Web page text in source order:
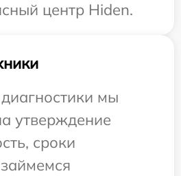
центр Hiden.
мы
утверждение
сроки